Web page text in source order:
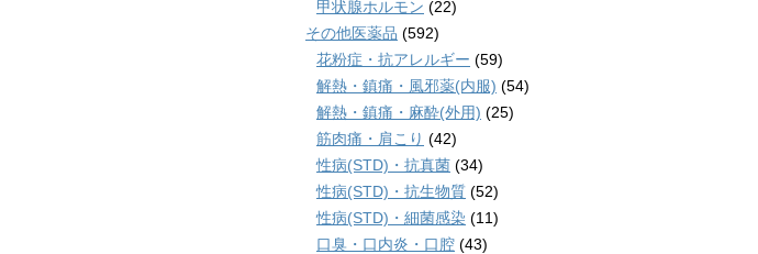
甲状腺ホルモン (22)
その他医薬品 (592)
花粉症・抗アレルギー (59)
解熱・鎮痛・風邪薬(内服) (54)
解熱・鎮痛・麻酔(外用) (25)
筋肉痛・肩こり (42)
性病(STD)・抗真菌 (34)
性病(STD)・抗生物質 (52)
性病(STD)・細菌感染 (11)
口臭・口内炎・口腔 (43)